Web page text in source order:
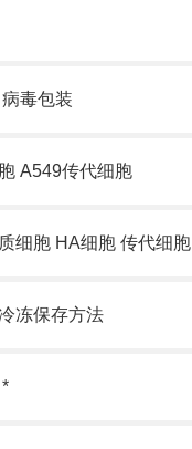
毒包装
A549传代细胞
细胞 HA细胞 传代细胞
冻保存方法